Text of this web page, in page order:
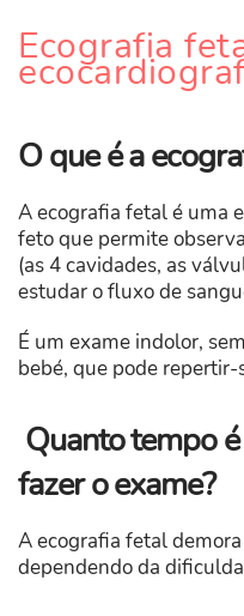
Ecografia
O que é a
A ecografia fetal é uma
feto que permite
(as 4 cavidades, as
estudar o fluxo de
É um exame indolor,
bebé, que pode repertir-
Quanto tempo
fazer o exame?
A ecografia fetal
dependendo da